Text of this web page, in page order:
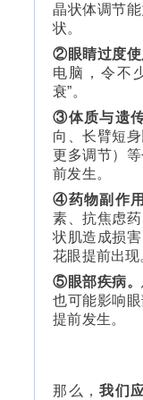
晶状体调节
状。
②眼睛过度使
电脑，令不
衰”。
③体质与遗传
向、长臂短
更多调节）
前发生。
④药物副作
素、抗焦虑药
状肌造成损
花眼提前出现
⑤眼部疾病。
也可能影响
提前发生。
那么，我们